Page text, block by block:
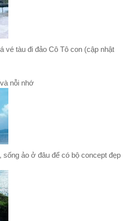
vé tàu đi đảo Cô Tô con (cập nhật
nỗi nhớ
ảo ở đâu để có bộ concept đẹp